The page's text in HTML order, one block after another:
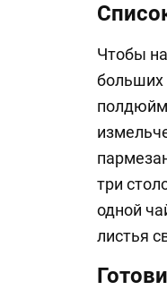
Чтобы
больших
три
одной
листья